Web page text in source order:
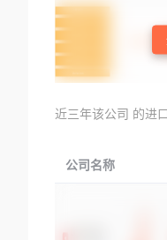
近三年该公司 的进
公司名称